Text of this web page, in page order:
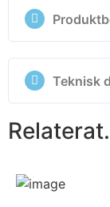
Teknisk
Du är
Du kan
Namn